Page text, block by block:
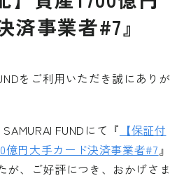
済事業者#7』
をご利用いただき誠にありが
FUNDにて『 【保証付
億円大手カード決済事業者#7』
が、ご好評につき、おかげさま